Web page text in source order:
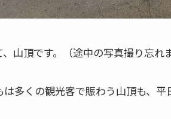
、山頂です。（途中の写真撮り忘れ
は多くの観光客で賑わう山頂も、平